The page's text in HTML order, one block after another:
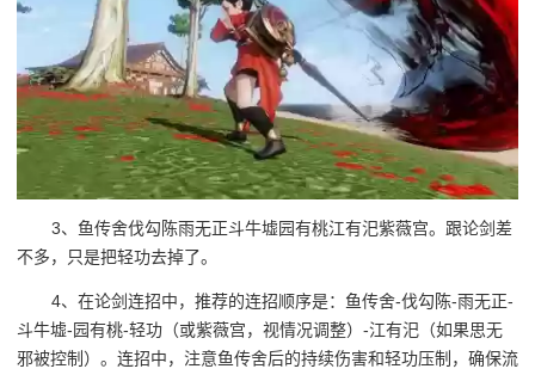
3、鱼传舍伐勾陈雨无正斗牛墟园有桃江有汜紫薇宫。跟论剑差
不多，只是把轻功去掉了。
4、在论剑连招中，推荐的连招顺序是：鱼传舍-伐勾陈-雨无正-
斗牛墟-园有桃-轻功（或紫薇宫，视情况调整）-江有汜（如果思无
邪被控制）。连招中，注意鱼传舍后的持续伤害和轻功压制，确保流